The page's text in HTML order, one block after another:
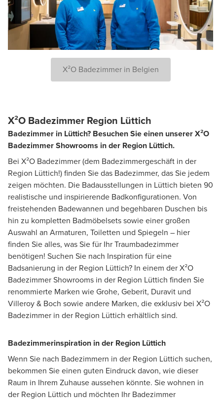
X²O Badezimmer in Belgien
X²O Badezimmer Region Lüttich
Badezimmer in Lüttich? Besuchen Sie einen unserer X²O
Badezimmer Showrooms in der Region Lüttich.
Bei X²O Badezimmer (dem Badezimmergeschäft in der
Region Lüttich!) finden Sie das Badezimmer, das Sie jedem
zeigen möchten. Die Badausstellungen in Lüttich bieten 90
realistische und inspirierende Badkonfigurationen. Von
freistehenden Badewannen und begehbaren Duschen bis
hin zu kompletten Badmöbelsets sowie einer großen
Auswahl an Armaturen, Toiletten und Spiegeln – hier
finden Sie alles, was Sie für Ihr Traumbadezimmer
benötigen! Suchen Sie nach Inspiration für eine
Badsanierung in der Region Lüttich? In einem der X²O
Badezimmer Showrooms in der Region Lüttich finden Sie
renommierte Marken wie Grohe, Geberit, Duravit und
Villeroy & Boch sowie andere Marken, die exklusiv bei X²O
Badezimmer in der Region Lüttich erhältlich sind.
Badezimmerinspiration in der Region Lüttich
Wenn Sie nach Badezimmern in der Region Lüttich suchen,
bekommen Sie einen guten Eindruck davon, wie dieser
Raum in Ihrem Zuhause aussehen könnte. Sie wohnen in
der Region Lüttich und möchten Ihr Badezimmer